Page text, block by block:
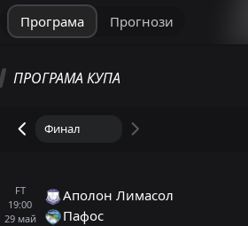
Програма Прогнози
ПРОГРАМА КУПА
FT
19:00
29 май
Аполон Лимасол
Пафос